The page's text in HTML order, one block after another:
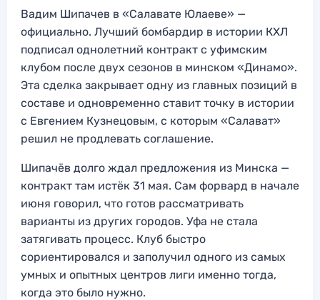
Вадим Шипачев в «Салавате Юлаеве» —
официально. Лучший бомбардир в истории КХЛ
подписал однолетний контракт с уфимским
клубом после двух сезонов в минском «Динамо».
Эта сделка закрывает одну из главных позиций в
составе и одновременно ставит точку в истории
с Евгением Кузнецовым, с которым «Салават»
решил не продлевать соглашение.
Шипачёв долго ждал предложения из Минска —
контракт там истёк 31 мая. Сам форвард в начале
июня говорил, что готов рассматривать
варианты из других городов. Уфа не стала
затягивать процесс. Клуб быстро
сориентировался и заполучил одного из самых
умных и опытных центров лиги именно тогда,
когда это было нужно.